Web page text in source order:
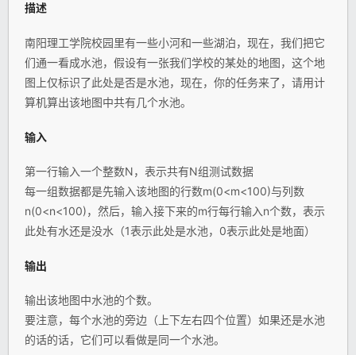
描述
南阳理工学院校园里有一些小河和一些湖泊，现在，我们把它
们通一看成水池，假设有一张我们学校的某处的地图，这个地
图上仅标识了此处是否是水池，现在，你的任务来了，请用计
算机算出该地图中共有几个水池。
输入
第一行输入一个整数N，表示共有N组测试数据
每一组数据都是先输入该地图的行数m(0<m<100)与列数
n(0<n<100)，然后，输入接下来的m行每行输入n个数，表示
此处有水还是没水（1表示此处是水池，0表示此处是地面）
输出
输出该地图中水池的个数。
要注意，每个水池的旁边（上下左右四个位置）如果还是水池
的话的话，它们可以看做是同一个水池。